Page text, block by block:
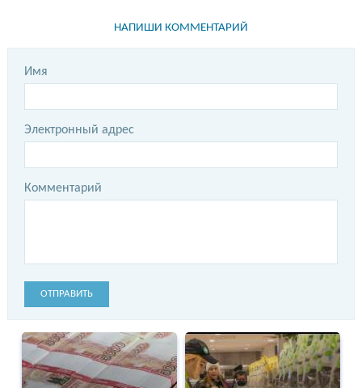
НАПИШИ КОММЕНТАРИЙ
Имя
Электронный адрес
Комментарий
ОТПРАВИТЬ